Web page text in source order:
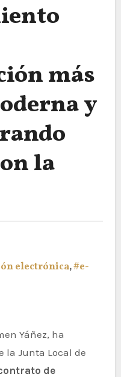
más
y
la
electrónica,#e-
la Junta Local de
de